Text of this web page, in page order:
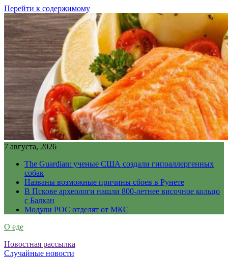
Перейти к содержимому
7 августа, 2026
The Guardian: ученые США создали гипоаллергенных
собак
Названы возможные причины сбоев в Рунете
В Пскове археологи нашли 800-летнее височное кольцо
с Балкан
Модули РОС отделят от МКС
О еде
Новостная рассылка
Случайные новости